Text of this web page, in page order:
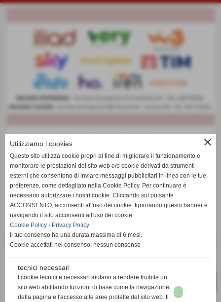
close
Utilizziamo i cookies
Questo sito utilizza cookie propri al fine di migliorare il funzionamento e
monitorare le prestazioni del sito web e/o cookie derivati da strumenti
esterni che consentono di inviare messaggi pubblicitari in linea con le tue
preferenze, come dettagliato nella Cookie Policy. Per continuare è
necessario autorizzare i nostri cookie. Cliccando sul pulsante
ACCONSENTO, acconsenti all'uso dei cookie. Ignorando questo banner e
navigando il sito acconsenti all'uso dei cookie.
Cookie Policy - Privacy Policy
Il tuo consenso ha una durata massima di 6 mesi.
Cookie accettati nel consenso: nessun consenso
tecnici necessari
I cookie tecnici e necessari aiutano a rendere fruibile un
sito web abilitando funzioni di base come la navigazione
della pagina e l'accesso alle aree protette del sito web. Il